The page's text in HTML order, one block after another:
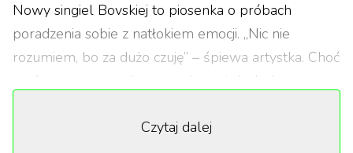
Nowy singiel Bovskiej to piosenka o próbach
poradzenia sobie z natłokiem emocji. „Nic nie
rozumiem, bo za dużo czuję” – śpiewa artystka. Choć
uwór ma uniwersalne przesłanie, teledysk
upadkach, które towarzyszą kobiecie zmagającej się
Czytaj dalej